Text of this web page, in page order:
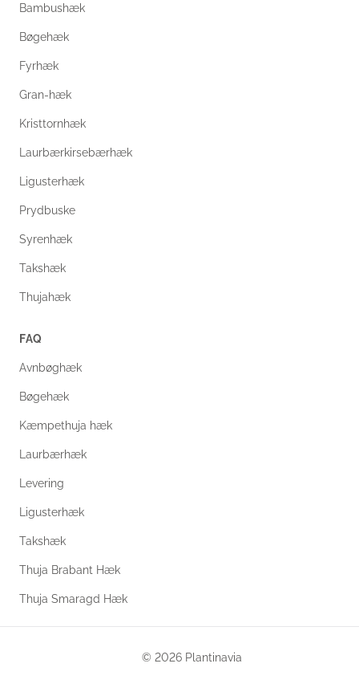
Bambushæk
Bøgehæk
Fyrhæk
Gran-hæk
Kristtornhæk
Laurbærkirsebærhæk
Ligusterhæk
Prydbuske
Syrenhæk
Takshæk
Thujahæk
FAQ
Avnbøghæk
Bøgehæk
Kæmpethuja hæk
Laurbærhæk
Levering
Ligusterhæk
Takshæk
Thuja Brabant Hæk
Thuja Smaragd Hæk
© 2026 Plantinavia